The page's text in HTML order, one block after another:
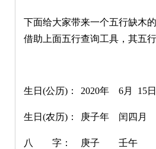
下面给大家带来一个五行缺木
借助上面五行查询工具，其五
生日(公历)： 2020年 6月 15日
生日(农历)： 庚子年 闰四月
八 字： 庚子 壬午